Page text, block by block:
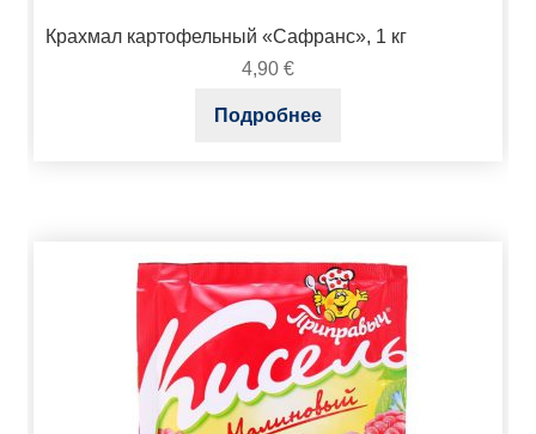
Крахмал картофельный «Сафранс», 1 кг
4,90 €
Подробнее